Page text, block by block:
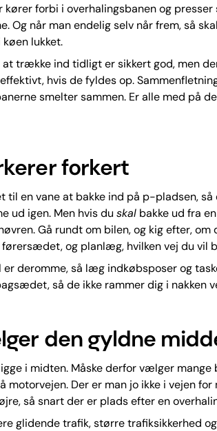
kører forbi i overhalingsbanen og
Og når man endelig selv når frem, så
lukket.
at trække ind tidligt er sikkert god, men
hvis de fyldes op.
smelter sammen. Er alle med på
forkert
til en vane at bakke ind på p-pladsen,
ud igen. Men hvis du skalbakke ud fra
Gå rundt om bilen, og kig efter,
og planlæg, hvilken vej du vil
er deromme, så læg indkøbsposer og
så de ikke rammer dig i nakken
den gyldne
i midten. Måske derfor vælger
motorvejen. Der er man jo ikke i vejen for
så snart der er plads efter en
glidende trafik, større trafiksikkerhed